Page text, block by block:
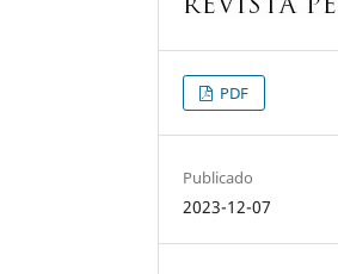
PDF
Publicado
2023-12-07